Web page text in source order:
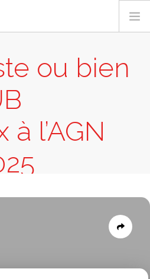
ou bien
l’AGN
OU BIEN ? 8 | CLUB VELLEFAUX